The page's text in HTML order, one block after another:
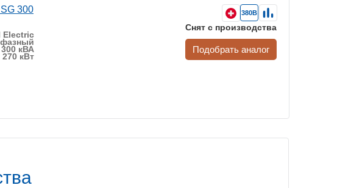
300
Electric
300 кВА
270 кВт
380В
Снят с производства
Подобрать аналог